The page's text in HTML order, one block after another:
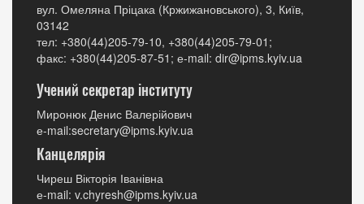
вул. Омеляна Пріцака (Кржижановського), 3, Київ,
03142
тел: +380(44)205-79-10, +380(44)205-79-01;
факс: +380(44)205-87-51; е-mail: dir@ipms.kyiv.ua
Учений секретар інституту
Миронюк Денис Валерійович
е-mail:secretary@ipms.kyiv.ua
Канцелярія
Чиреш Вікторія Іванівна
е-mail: v.chyresh@ipms.kyiv.ua